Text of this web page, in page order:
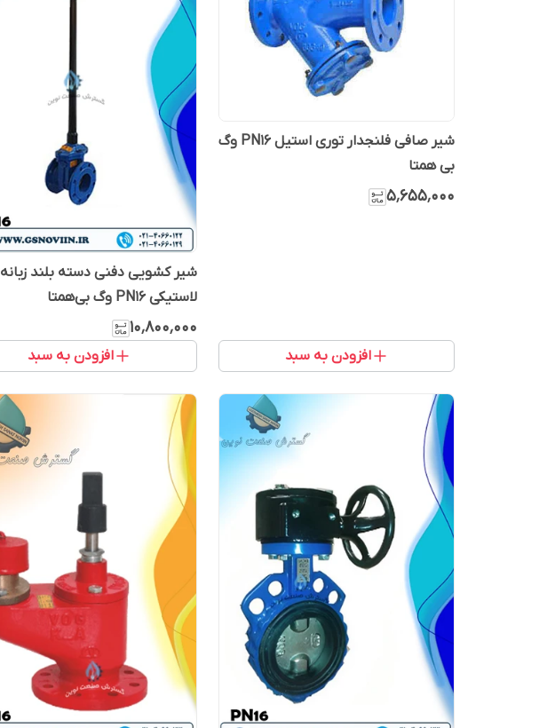
شیر صافی فلنجدار توری استیل PN16 وگ
بی همتا
۵٬۶۵۵٬۰۰۰
افزودن به سبد
شیر کشویی دفنی دسته بلند زبانه
لاستیکی PN16 وگ بی‌همتا
۱۰٬۸۰۰٬۰۰۰
افزودن به سبد